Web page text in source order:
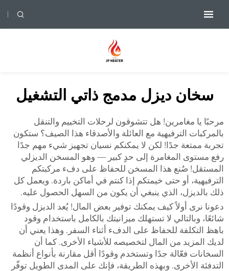
سخان ديزل مدمج ذاتي التشغيل
مرحبًا يا مغامرين! هل تتشوقون لرحلات التخييم والتنقل
بالمركبات الترفيهية مع العائلة والأصدقاء هذا الصيف؟ ستكون
تجربة ممتعة جدًا! لكن لا يمكنكم نسيان تجهيز شيء مهم جدًا
رفع مستوى المغامرة إلى حدٍ كبير — وهو المسخن الديزلي
المستقل! صُنع هذا المسخن للحفاظ على دفء مركبتكم
الترفيهية، أو حتى خيمتكم إذا كنتم في أماكن باردة. ويعمل كل
ذلك بالديزل، الذي ينبغي أن يكون من السهل الحصول عليه.
دعونا نرى أولاً كيف يمكنك توفير بعض المال! يُعد الديزل وقودًا
شائعًا، وبالتالي لا تستهلك ميزانيتك بالكامل باستخدام وقود
باهظ التكلفة للحفاظ على الدفء أثناء السفر. وهذا يعني أن
لديك المزيد من المال لتخصيصه للأشياء الأخرى. كما أن
السخانات فعّالة جدًا وتستخدم وقودًا أقل مقارنة بأنواع أنظمة
التدفئة الأخرى. وبهذه الطريقة، فإنك على المدى الطويل توفّر